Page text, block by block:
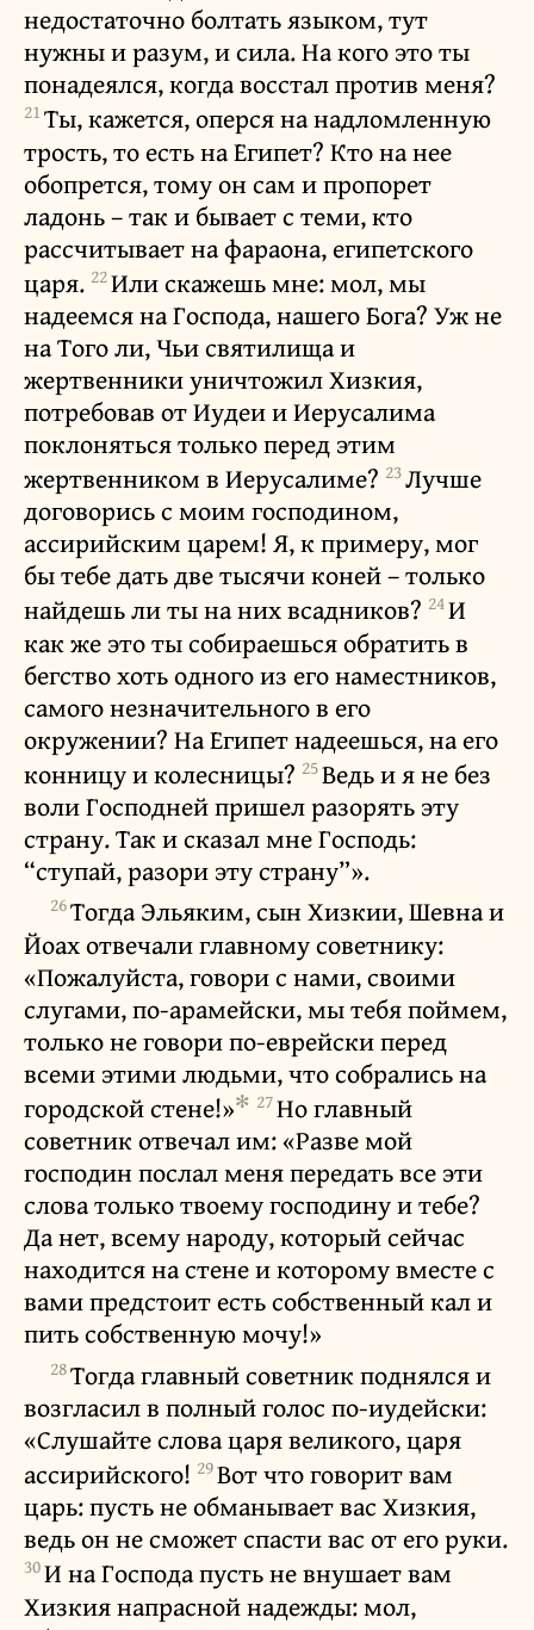
недостаточно болтать языком, тут
нужны и разум, и сила. На кого это ты
понадеялся, когда восстал против меня?
21Ты, кажется, оперся на надломленную
трость, то есть на Египет? Кто на нее
обопрется, тому он сам и пропорет
ладонь – так и бывает с теми, кто
рассчитывает на фараона, египетского
царя. 22Или скажешь мне: мол, мы
надеемся на Господа, нашего Бога? Уж не
на Того ли, Чьи святилища и
жертвенники уничтожил Хизкия,
потребовав от Иудеи и Иерусалима
поклоняться только перед этим
жертвенником в Иерусалиме? 23Лучше
договорись с моим господином,
ассирийским царем! Я, к примеру, мог
бы тебе дать две тысячи коней – только
найдешь ли ты на них всадников? 24И
как же это ты собираешься обратить в
бегство хоть одного из его наместников,
самого незначительного в его
окружении? На Египет надеешься, на его
конницу и колесницы? 25Ведь и я не без
воли Господней пришел разорять эту
страну. Так и сказал мне Господь:
“ступай, разори эту страну”».
26Тогда Эльяким, сын Хизкии, Шевна и
Йоах отвечали главному советнику:
«Пожалуйста, говори с нами, своими
слугами, по-арамейски, мы тебя поймем,
только не говори по-еврейски перед
всеми этими людьми, что собрались на
городской стене!»✻ 27Но главный
советник отвечал им: «Разве мой
господин послал меня передать все эти
слова только твоему господину и тебе?
Да нет, всему народу, который сейчас
находится на стене и которому вместе с
вами предстоит есть собственный кал и
пить собственную мочу!»
28Тогда главный советник поднялся и
возгласил в полный голос по-иудейски:
«Слушайте слова царя великого, царя
ассирийского! 29Вот что говорит вам
царь: пусть не обманывает вас Хизкия,
ведь он не сможет спасти вас от его руки.
30И на Господа пусть не внушает вам
Хизкия напрасной надежды: мол,